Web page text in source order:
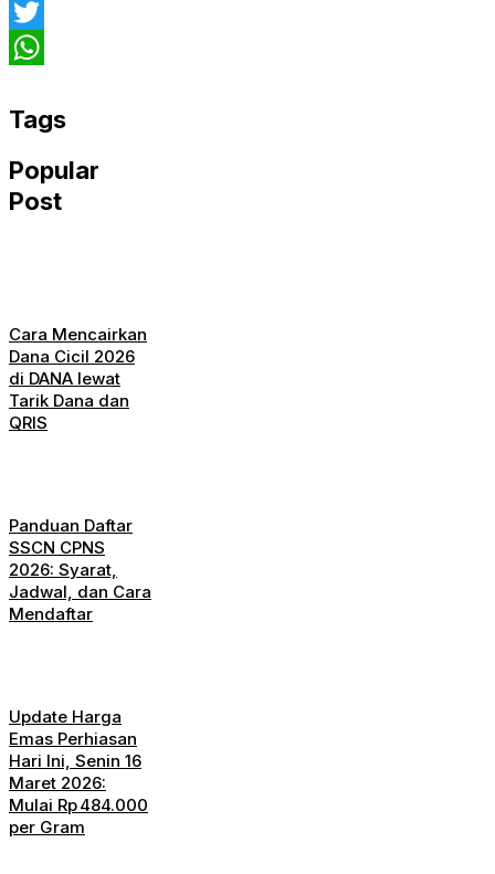
Facebook
Twitter
Tags
Popular
Post
Cara Mencairkan
Dana Cicil 2026
di DANA lewat
Tarik Dana dan
QRIS
Panduan Daftar
SSCN CPNS
2026: Syarat,
Jadwal, dan Cara
Mendaftar
Update Harga
Emas Perhiasan
Hari Ini, Senin 16
Maret 2026:
Mulai Rp 484.000
per Gram